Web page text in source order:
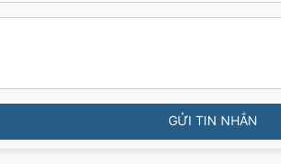
GỬI TIN NHẮN